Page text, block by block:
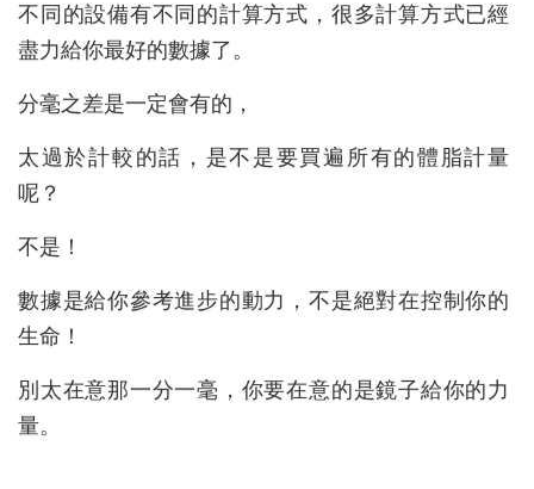
不同的設備有不同的計算方式，很多計算方式已經
盡力給你最好的數據了。
分毫之差是一定會有的，
太過於計較的話，是不是要買遍所有的體脂計量
呢？
不是！
數據是給你參考進步的動力，不是絕對在控制你的
生命！
別太在意那一分一毫，你要在意的是鏡子給你的力
量。